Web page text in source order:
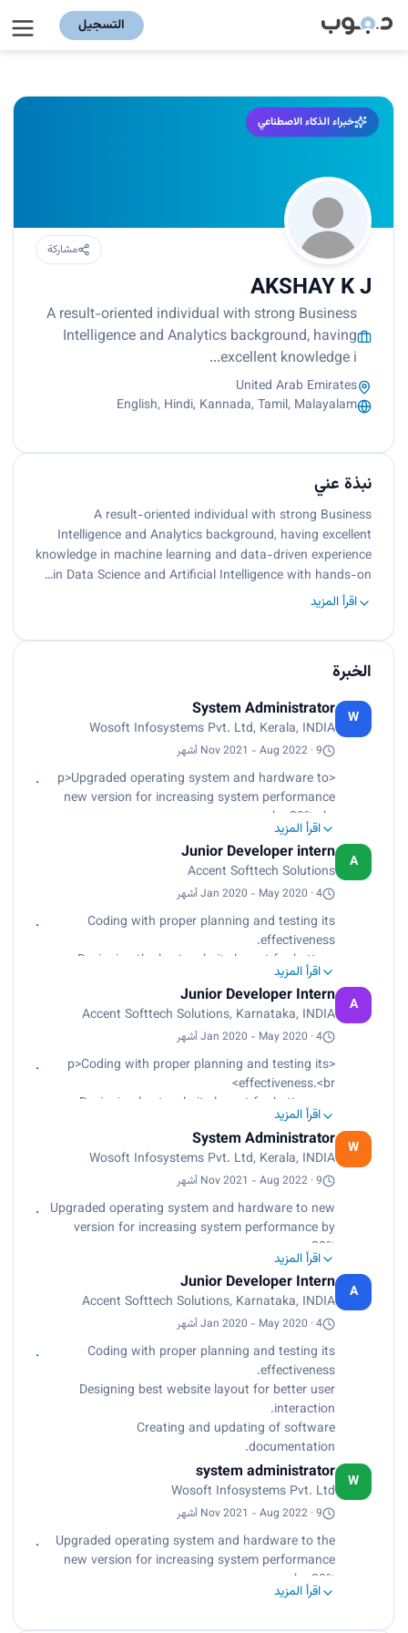
التسجيل
خبراء الذكاء الاصطناعي
مشاركة
AKSHAY K J
A result-oriented individual with strong Business
Intelligence and Analytics background, having
excellent knowledge i...
United Arab Emirates
English, Hindi, Kannada, Tamil, Malayalam
نبذة عني
A result-oriented individual with strong Business
Intelligence and Analytics background, having excellent
knowledge in machine learning and data-driven experience
in Data Science and Artificial Intelligence with hands-on…
اقرأ المزيد
الخبرة
W
System Administrator
Wosoft Infosystems Pvt. Ltd, Kerala, INDIA
Nov 2021 - Aug 2022 · 9 أشهر
<p>Upgraded operating system and hardware to
new version for increasing system performance
by 20%.<br>
Installing, and configuring application software
for better performance and features.<br>
Providing technical support to colleagues and
managing administration permissions.<br>
Skills Learnt: Administration, software &
hardware updating, Network Monitoring, etc.</p>
اقرأ المزيد
A
Junior Developer intern
Accent Softtech Solutions
Jan 2020 - May 2020 · 4 أشهر
Coding with proper planning and testing its
effectiveness.
• Designing the best website layout for better
user interaction.
• Creating and updating software documentation.
Skills Learnt: Code development, Software
Documentation, etc.
اقرأ المزيد
A
Junior Developer Intern
Accent Softtech Solutions, Karnataka, INDIA
Jan 2020 - May 2020 · 4 أشهر
<p>Coding with proper planning and testing its
effectiveness.<br>
Designing best website layout for better user
interaction.<br>
Creating and updating of software
documentation.<br>
Skills Learnt: Code development, Software
Documentation, etc.</p>
اقرأ المزيد
W
System Administrator
Wosoft Infosystems Pvt. Ltd, Kerala, INDIA
Nov 2021 - Aug 2022 · 9 أشهر
Upgraded operating system and hardware to new
version for increasing system performance by
20%.
Installing, and configuring application software
for better performance and features.
Providing technical support to colleagues and
managing administration permissions.
اقرأ المزيد
A
Junior Developer Intern
Accent Softtech Solutions, Karnataka, INDIA
Jan 2020 - May 2020 · 4 أشهر
Coding with proper planning and testing its
effectiveness.
Designing best website layout for better user
interaction.
Creating and updating of software
documentation.
W
system administrator
Wosoft Infosystems Pvt. Ltd
Nov 2021 - Aug 2022 · 9 أشهر
Upgraded operating system and hardware to the
new version for increasing system performance
by 20%.
Installing, and configuring application software
اقرأ المزيد